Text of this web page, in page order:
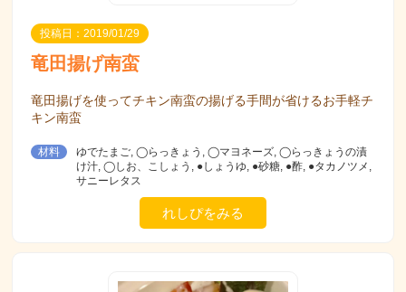
投稿日：2019/01/29
竜田揚げ南蛮
竜田揚げを使ってチキン南蛮の揚げる手間が省けるお手軽チ
キン南蛮
材料
ゆでたまご, ◯らっきょう, ◯マヨネーズ, ◯らっきょうの漬
け汁, ◯しお、こしょう, ●しょうゆ, ●砂糖, ●酢, ●タカノツメ,
サニーレタス
れしぴをみる